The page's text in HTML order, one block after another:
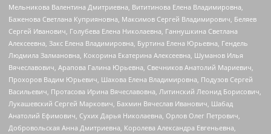
Мельникова Валентина Дмитриевна, Вититинова Елена Владимировна,
Баженова Светлана Куприяновна, Максимов Сергей Владимирович, Беляев
Сергей Иванович, Голубева Елена Николаевна, Ганнушкина Светлана
Алексеевна, Закс Елена Владимировна, Буртина Елена Юрьевна, Гендель
Людмила Залмановна, Кокорина Екатерина Алексеевна, Шуманов Илья
Вячеславович, Арапова Галина Юрьевна, Свечников Анатолий Мариевич,
Прохоров Вадим Юрьевич, Шахова Елена Владимировна, Подузов Сергей
Васильевич, Протасова Ирина Вячеславовна, Литинский Леонид Борисович,
Лукашевский Сергей Маркович, Бахмин Вячеслав Иванович, Шабад
Анатолий Ефимович, Сухих Дарья Николаевна, Орлов Олег Петрович,
Добровольская Анна Дмитриевна, Королева Александра Евгеньевна,